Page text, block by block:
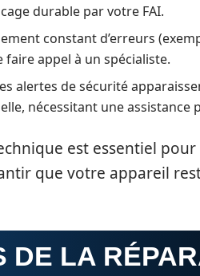
durable par votre FAI.
constant d’erreurs
appel à un spécialiste.
alertes de sécurité
nécessitant une assistance
est essentiel
que votre appareil
DE LA